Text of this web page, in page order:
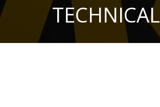
TECHNICAL